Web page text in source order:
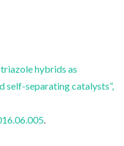
hybrids as
self-separating catalysts”,